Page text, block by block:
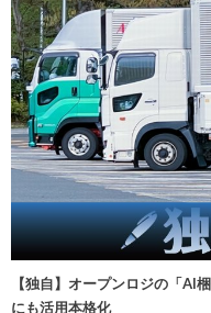
【独自】オープンロジの「AI
にも活用本格化